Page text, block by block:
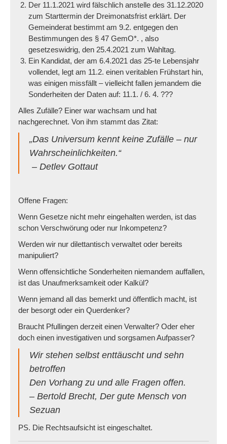
Der 11.1.2021 wird fälschlich anstelle des 31.12.2020
zum Starttermin der Dreimonatsfrist erklärt. Der
Gemeinderat bestimmt am 9.2. entgegen den
Bestimmungen des § 47 GemO*. , also
gesetzeswidrig, den 25.4.2021 zum Wahltag.
Ein Kandidat, der am 6.4.2021 das 25-te Lebensjahr
vollendet, legt am 11.2. einen veritablen Frühstart hin,
was einigen missfällt – vielleicht fallen jemandem die
Sonderheiten der Daten auf: 11.1. / 6. 4. ???
Alles Zufälle? Einer war wachsam und hat
nachgerechnet. Von ihm stammt das Zitat:
„Das Universum kennt keine Zufälle – nur
Wahrscheinlichkeiten.“
– Detlev Gottaut
Offene Fragen:
Wenn Gesetze nicht mehr eingehalten werden, ist das
schon Verschwörung oder nur Inkompetenz?
Werden wir nur dilettantisch verwaltet oder bereits
manipuliert?
Wenn offensichtliche Sonderheiten niemandem auffallen,
ist das Unaufmerksamkeit oder Kalkül?
Wenn jemand all das bemerkt und öffentlich macht, ist
der besorgt oder ein Querdenker?
Braucht Pfullingen derzeit einen Verwalter? Oder eher
doch einen investigativen und sorgsamen Aufpasser?
Wir stehen selbst enttäuscht und sehn
betroffen
Den Vorhang zu und alle Fragen offen.
– Bertold Brecht, Der gute Mensch von
Sezuan
PS. Die Rechtsaufsicht ist eingeschaltet.